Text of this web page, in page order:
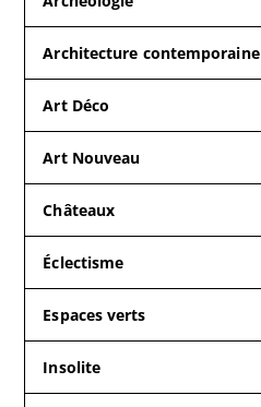
Architecture contemporaine
Art Déco
Art Nouveau
Châteaux
Éclectisme
Espaces verts
Insolite